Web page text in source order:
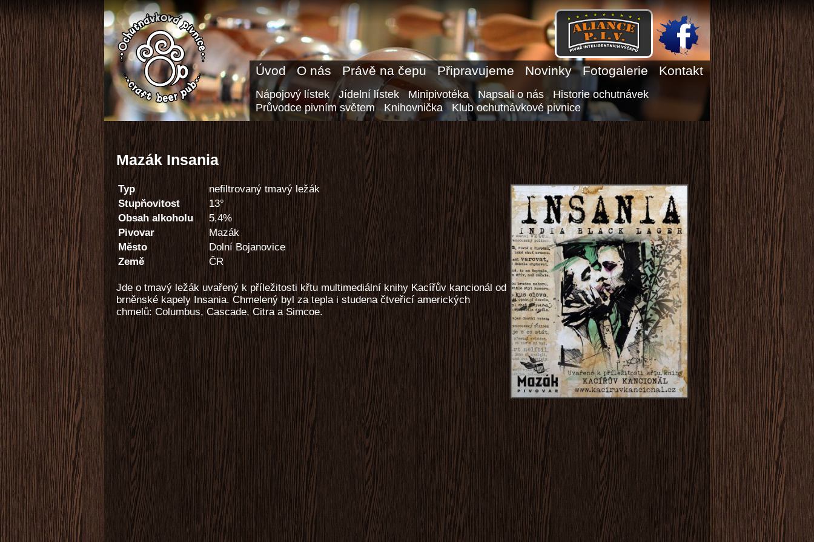
Úvod O nás Právě na čepu Připravujeme Novinky Fotogalerie Kontakt
Nápojový lístek Jídelní lístek Minipivotéka Napsali o nás
Historie ochutnávek
Průvodce pivním světem
Knihovnička Klub ochutnávkové pivnice
Mazák Insania
Typ
nefiltrovaný tmavý ležák
Stupňovitost
13°
Obsah alkoholu
5,4%
Pivovar
Mazák
Město
Dolní Bojanovice
Země
ČR
Jde o tmavý ležák uvařený k příležitosti křtu multimediální knihy Kacířův kancionál od
brněnské kapely Insania. Chmelený byl za tepla i studena čtveřicí amerických
chmelů: Columbus, Cascade, Citra a Simcoe.